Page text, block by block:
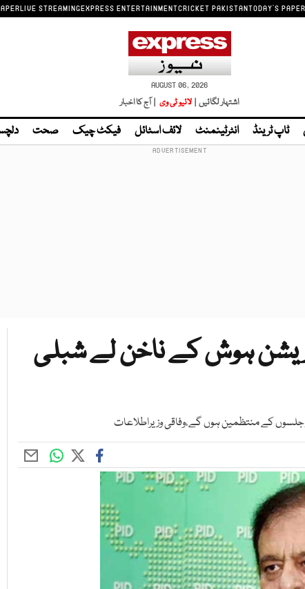
LIVE STREAMINGEXPRESS ENTERTAINMENTCRICKET PAKISTANTODAY'S PAPER
AUGUST 06, 2026
اشتہار لگائیں | لائیو ٹی وی | آج کا اخبار
ٹاپ ٹرینڈ انٹرٹینمنٹ لائف اسٹائل فیکٹ چیک صحت
ہوش کے ناخن لے شبلی
جلسوں کے منتظمین ہوں گے،وفاقی وزیراطلاعات